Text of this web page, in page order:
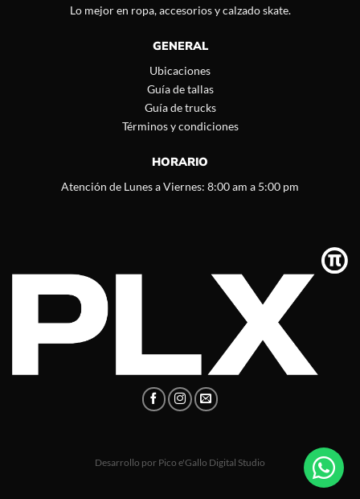
Lo mejor en ropa, accesorios y calzado skate.
GENERAL
Ubicaciones
Guía de tallas
Guía de trucks
Términos y condiciones
HORARIO
Atención de Lunes a Viernes: 8:00 am a 5:00 pm
Desarrollo por Pico e'Gallo Digital Studio